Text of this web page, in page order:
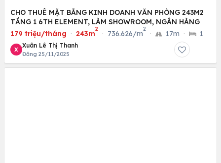
CHO THUÊ MẶT BẰNG KINH DOANH VĂN PHÒNG 243M2
TẦNG 1 6TH ELEMENT, LÀM SHOWROOM, NGÂN HÀNG
179 triệu/tháng · 243m
2
· 736.626/m
2
· 17m · 1
X
Xuân Lê Thị Thanh
Đăng 25/11/2025